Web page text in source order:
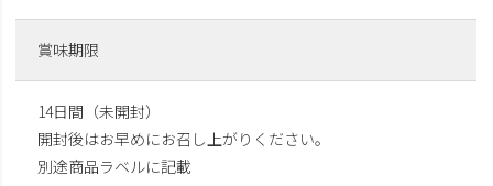
賞味期限
14日間（未開封）
開封後はお早めにお召し上がりください。
別途商品ラベルに記載